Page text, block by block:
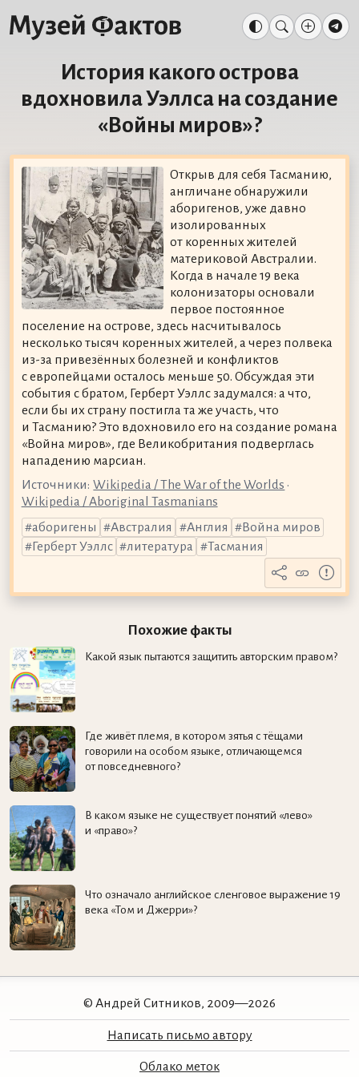
История какого острова
вдохновила Уэллса на создание
«Войны миров»?
Открыв для себя Тасманию,
англичане обнаружили
аборигенов, уже давно
изолированных
от коренных жителей
материковой Австралии.
Когда в начале 19 века
колонизаторы основали
первое постоянное
поселение на острове, здесь насчитывалось
несколько тысяч коренных жителей, а через полвека
из-за привезённых болезней и конфликтов
с европейцами осталось меньше 50. Обсуждая эти
события с братом, Герберт Уэллс задумался: а что,
если бы их страну постигла та же участь, что
и Тасманию? Это вдохновило его на создание романа
«Война миров», где Великобритания подверглась
нападению марсиан.
Источники: Wikipedia / The War of the Worlds •
Wikipedia / Aboriginal Tasmanians
аборигены
Австралия Англия
Война миров
Герберт Уэллс
литература Тасмания
Похожие факты
Какой язык пытаются защитить авторским правом?
Где живёт племя, в котором зятья с тёщами
говорили на особом языке, отличающемся
от повседневного?
В каком языке не существует понятий «лево»
и «право»?
Что означало английское сленговое выражение 19
века «Том и Джерри»?
© Андрей Ситников, 2009—2026
Написать письмо автору
Облако меток